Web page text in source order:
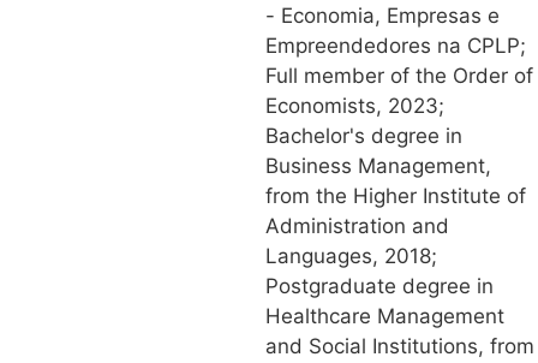
- Economia, Empresas e
Empreendedores na CPLP;
Full member of the Order of
Economists, 2023;
Bachelor's degree in
Business Management,
from the Higher Institute of
Administration and
Languages, 2018;
Postgraduate degree in
Healthcare Management
and Social Institutions, from